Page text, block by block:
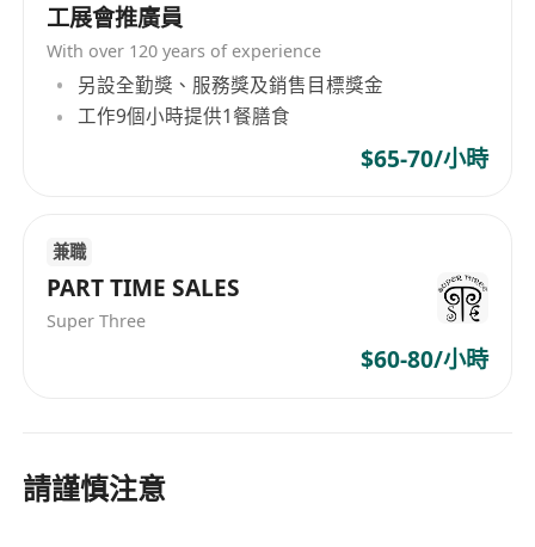
工展會推廣員
With over 120 years of experience
另設全勤獎、服務獎及銷售目標獎金
工作9個小時提供1餐膳食
$65-70/小時
兼職
PART TIME SALES
Super Three
$60-80/小時
請謹慎注意